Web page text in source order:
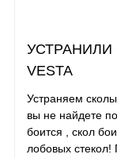
УСТРАНИЛИ
VESTA
Устраняем
вы не найдете
боится , скол
лобовых